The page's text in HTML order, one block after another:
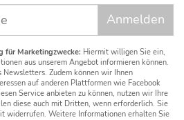
für Marketingzwecke: Hiermit willigen Sie ein,
aus unserem Angebot informieren können.
Newsletters. Zudem können wir Ihnen
auf anderen Plattformen wie Facebook
Service anbieten zu können, nutzen wir Ihre
diese auch mit Dritten, wenn erforderlich. Sie
widerrufen. Weitere Informationen erhalten Sie